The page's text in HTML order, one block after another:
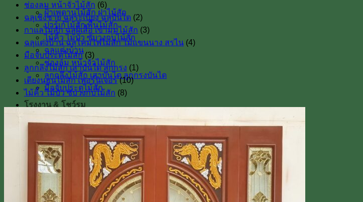
ฝ้าเพดานไม้สัก ฝาไม้สัก
ปาร์เก้ไม้สัก พื้นไม้สัก
ไม้คิ้ว ไม้บัว ซับวงกบไม้สัก
ฉลุแต่งบ้าน
ช่องลม หน้าจั่วไม้สัก
ลูกกลึงไม้สัก เสาบันได ลูกกรงบันได
มือจับประตูไม้สัก
โรงงาน & โชว์รูม
โชว์รูมสินค้า
เตาอบไม้สัก
เกรดไม้สัก
เกี่ยวกับเรา
ค่าทำสี
การขนส่ง
บทความ
ช่องลม หน้าจั่วไม้สัก (6)
ฉลุเชิงชาย ฉลุระเบียง ฉลุบันได (2)
กาแลไม้สัก ฉลุผีเสื้อ เข้ามุมไม้สัก (3)
ฉลุแต่งบ้าน ฉลุโคมไฟไม้สัก ไม้เเขนนาง สรไน (4)
มือจับประตูไม้สัก (3)
ลูกกลึงไม้สัก เสาบันใด ลูกกรง (1)
เตียงนอนไม้สัก เฟอร์นิเจอร์ (10)
ไม้คิ้ว ไม้บัว ซับวงกบไม้สัก (8)